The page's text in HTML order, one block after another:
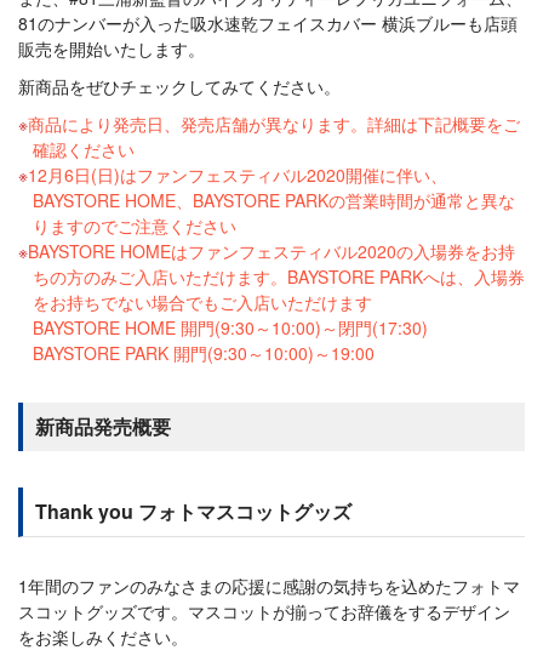
81のナンバーが入った吸水速乾フェイスカバー 横浜ブルーも店頭
販売を開始いたします。
新商品をぜひチェックしてみてください。
商品により発売日、発売店舗が異なります。詳細は下記概要をご
確認ください
12月6日(日)はファンフェスティバル2020開催に伴い、
BAYSTORE HOME、BAYSTORE PARKの営業時間が通常と異な
りますのでご注意ください
BAYSTORE HOMEはファンフェスティバル2020の入場券をお持
ちの方のみご入店いただけます。BAYSTORE PARKへは、入場券
をお持ちでない場合でもご入店いただけます
BAYSTORE HOME 開門(9:30～10:00)～閉門(17:30)
BAYSTORE PARK 開門(9:30～10:00)～19:00
新商品発売概要
Thank you フォトマスコットグッズ
1年間のファンのみなさまの応援に感謝の気持ちを込めたフォトマ
スコットグッズです。マスコットが揃ってお辞儀をするデザイン
をお楽しみください。